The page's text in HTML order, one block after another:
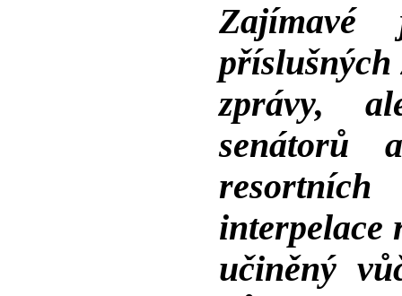
příslušných
zprávy,
senátorů
interpelace
učiněný